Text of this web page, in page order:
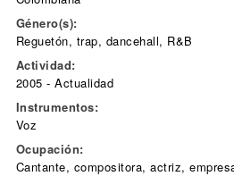
Género(s):
Reguetón, trap, dancehall, R&B
Actividad:
2005 - Actualidad
Instrumentos:
Voz
Ocupación:
Cantante, compositora, actriz,